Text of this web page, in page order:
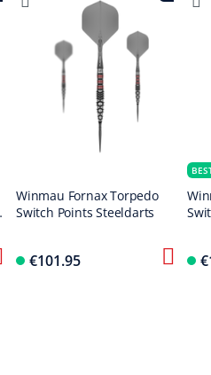
Winmau Fornax Torpedo
Switch Points Steeldarts
€101.95